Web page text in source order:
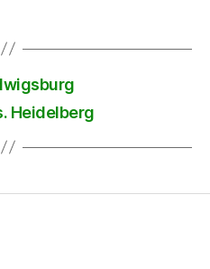
Heidelberg